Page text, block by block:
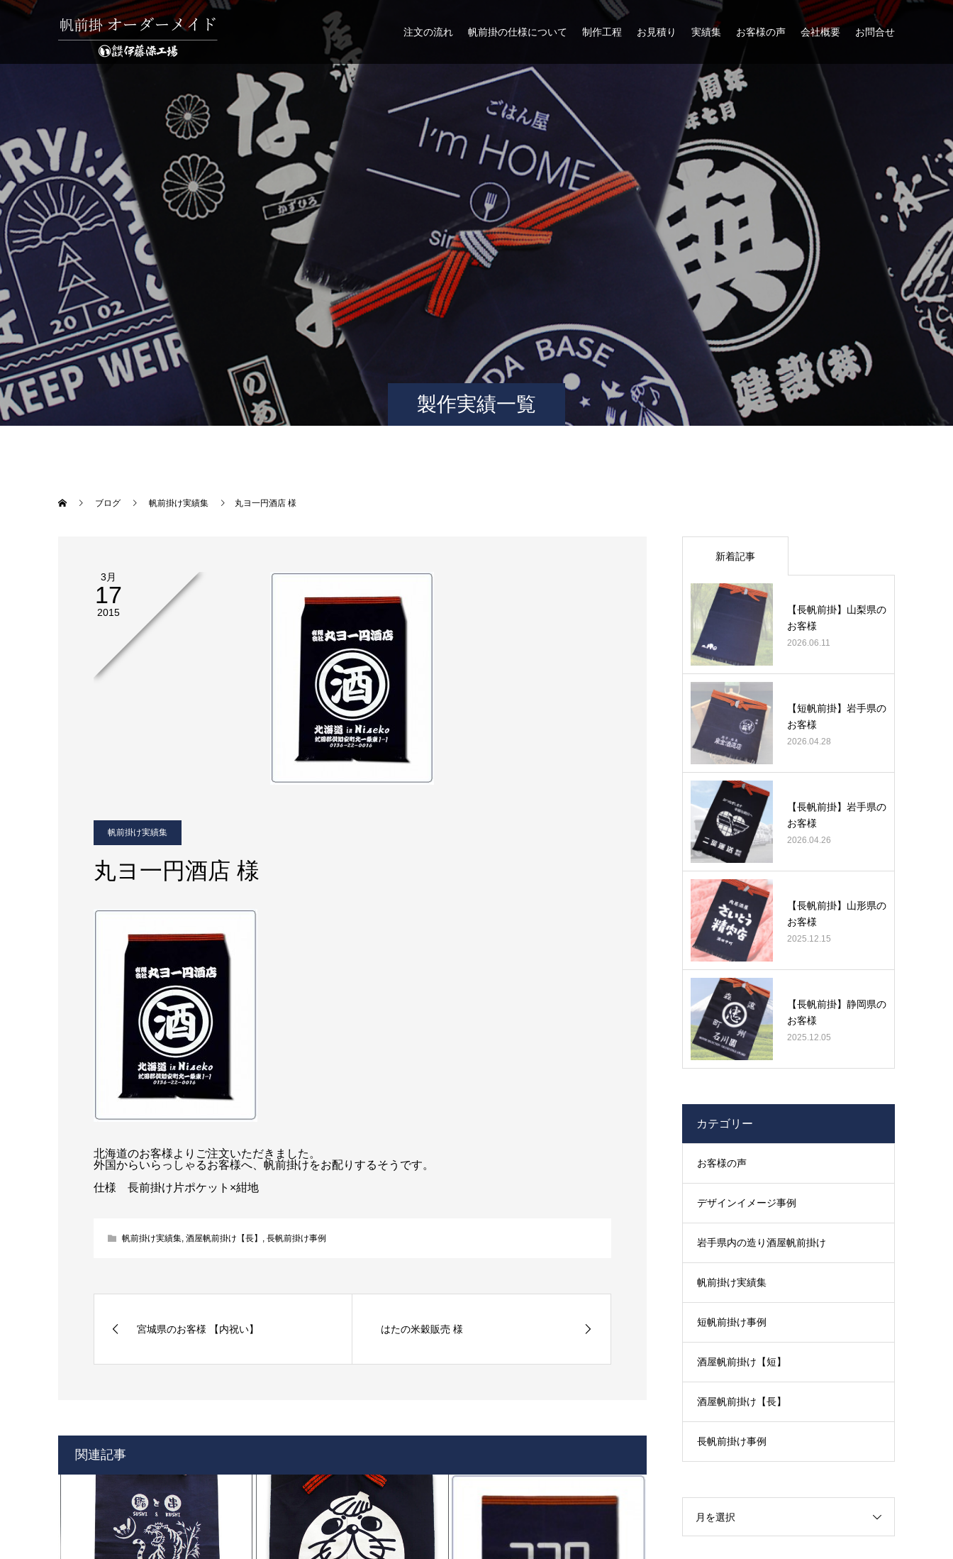
注文の流れ 帆前掛の仕様について 制作工程 お見積り 実績集 お客様の声 会社概要 お問合せ
製作実績一覧
ブログ 帆前掛け実績集 丸ヨ一円酒店 様
3月
17
2015
帆前掛け実績集
丸ヨ一円酒店 様
北海道のお客様よりご注文いただきました。
外国からいらっしゃるお客様へ、帆前掛けをお配りするそうです。
仕様 長前掛け片ポケット×紺地
帆前掛け実績集, 酒屋帆前掛け【長】 , 長帆前掛け事例
宮城県のお客様 【内祝い】 はたの米穀販売 様
関連記事
新着記事
【長帆前掛】山梨県の
お客様
2026.06.11
【短帆前掛】岩手県の
お客様
2026.04.28
【長帆前掛】岩手県の
お客様
2026.04.26
【長帆前掛】山形県の
お客様
2025.12.15
【長帆前掛】静岡県の
お客様
2025.12.05
カテゴリー
お客様の声
デザインイメージ事例
岩手県内の造り酒屋帆前掛け
帆前掛け実績集
短帆前掛け事例
酒屋帆前掛け【短】
酒屋帆前掛け【長】
長帆前掛け事例
月を選択